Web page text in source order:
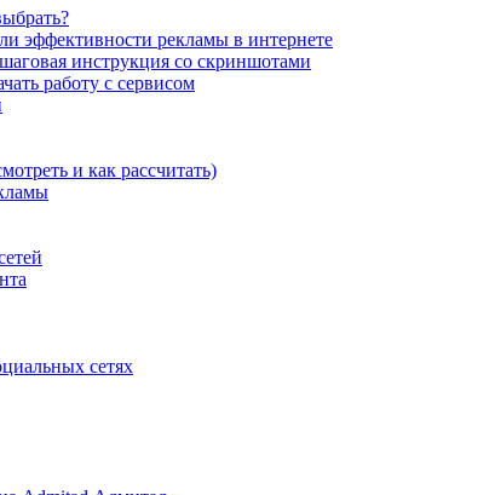
эффективности рекламы в интернете
инструкция со скриншотами
работу с сервисом
и как рассчитать)
сетях